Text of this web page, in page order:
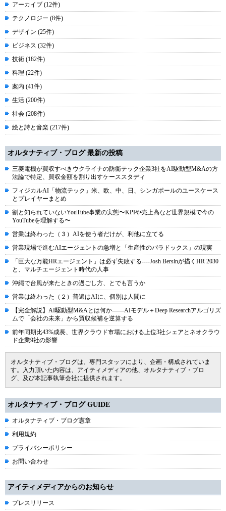
アーカイブ (12件)
テクノロジー (8件)
デザイン (25件)
ビジネス (32件)
技術 (182件)
料理 (22件)
案内 (41件)
生活 (200件)
社会 (208件)
絵と詩と音楽 (217件)
オルタナティブ・ブログ 最新の投稿
三菱電機が買収すべきウクライナの防衛テック企業3社をAI駆動型M&Aの方
法論で特定、買収金額を割り出すケーススタディ
フィジカルAI「物流テック」米、欧、中、日、シンガポールのユースケース
とプレイヤーまとめ
割と知られていないYouTube事業の実態〜KPIや売上高など世界規模で今の
YouTubeを理解する〜
営業は終わった（３）AIを使う者だけが、利他に立てる
営業現場で進むAIエージェントの急増と「生産性のパラドックス」の現実
「巨大な万能HRエージェント」は必ず失敗する----Josh Bersinが描くHR 2030
と、マルチエージェント時代の人事
沖縄で台風が来たときの過ごし方、とでも言うか
営業は終わった（２）普遍はAIに、個別は人間に
【完全解説】AI駆動型M&Aとは何か――AIモデル＋Deep Researchアルゴリズ
ムで「会社の未来」から買収候補を逆算する
前年同期比43%成長、世界クラウド市場における上位3社シェアとネオクラウ
ド企業9社の影響
オルタナティブ・ブログは、専門スタッフにより、企画・構成されていま
す。入力頂いた内容は、アイティメディアの他、オルタナティブ・ブロ
グ、及び本記事執筆会社に提供されます。
オルタナティブ・ブログ GUIDE
オルタナティブ・ブログ憲章
利用規約
プライバシーポリシー
お問い合わせ
アイティメディアからのお知らせ
プレスリリース